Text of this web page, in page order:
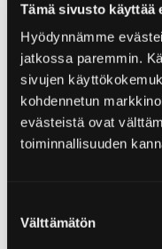
Tämä sivusto käyttää
Hyödynnämme
jatkossa paremmin.
sivujen
kohdennetun
evästeistä ovat
toiminnallisuuden
valinta
Välttämätön
Sesonki- ja
Sesonki-
Löydä kivat
tilausravintolat.